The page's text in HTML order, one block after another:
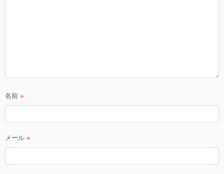
名前 ※
メール ※